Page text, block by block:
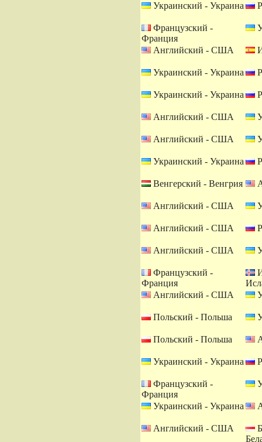
Украинский - Украина
Французский -
Франция
Английский - США
Украинский - Украина
Украинский - Украина
Английский - США
Английский - США
Украинский - Украина
Венгерский - Венгрия
Английский - США
Английский - США
Английский - США
Французский -
Франция
Английский - США
Польский - Польша
Польский - Польша
Украинский - Украина
Французский -
Франция
Украинский - Украина
Английский - США